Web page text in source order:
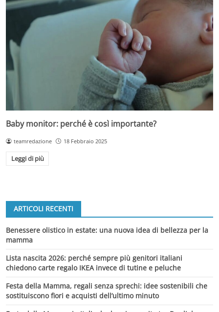
Baby monitor: perché è così importante?
teamredazione 18 Febbraio 2025
Leggi di più
ARTICOLI RECENTI
Benessere olistico in estate: una nuova idea di bellezza per la
mamma
Lista nascita 2026: perché sempre più genitori italiani
chiedono carte regalo IKEA invece di tutine e peluche
Festa della Mamma, regali senza sprechi: idee sostenibili che
sostituiscono fiori e acquisti dell’ultimo minuto